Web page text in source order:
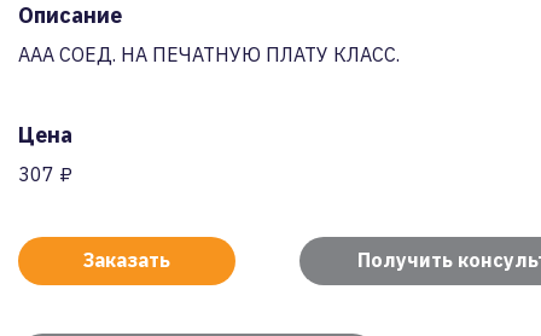
Описание
AAA СОЕД. НА ПЕЧАТНУЮ ПЛАТУ КЛАСС.
Цена
307 ₽
Заказать Получить